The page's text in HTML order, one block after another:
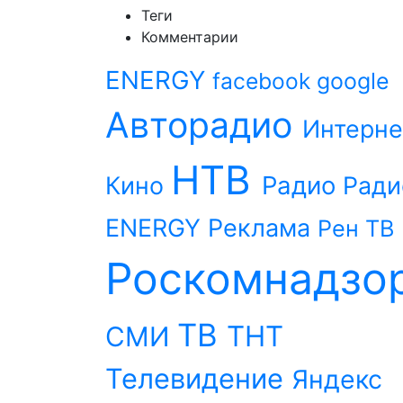
Теги
Комментарии
ENERGY facebook google
Авторадио
Кино НТВ Радио
ENERGY Реклама Рен ТВ
СМИ ТВ ТНТ
Телевидение Яндекс